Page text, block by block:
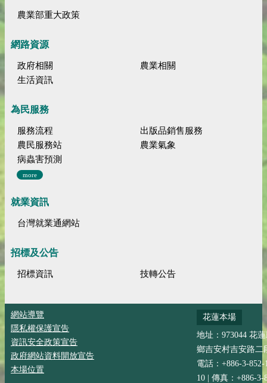
農業部重大政策
網路資源
政府相關
農業相關
生活資訊
為民服務
服務流程
出版品銷售服務
農民服務站
農業氣象
病蟲害預測
more
就業資訊
台灣就業通網站
招標及公告
招標資訊 技轉公告
網站導覽
隱私權保護宣告
資訊安全政策宣告
政府網站資料開放宣告
本場位置
花蓮本場
地址：973044 花
鄉吉安村吉安路二
電話：+886-3-852-
10 | 傳真：+886-3-